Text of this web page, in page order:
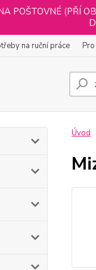
POŠTOVNÉ (PŘÍ
na ruční práce
Úvod